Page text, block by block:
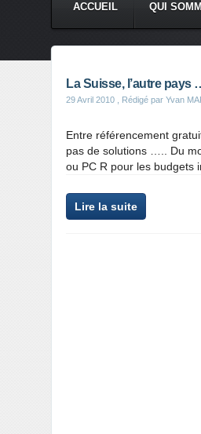
ACCUEIL QUI
La Suisse, l’autre pays
29 Avril 2010 , Rédigé par Yvan
Entre référencement
pas de solutions ….. Du
ou PC R pour les budgets
Lire la suite